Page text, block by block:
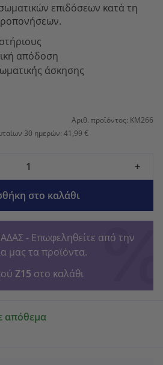
επιδόσεων κατά τη
απόδοση
άσκησης
Αριθ. προϊόντος: KM266
30 ημερών: 41,99 €
+
στο καλάθι
- Επωφεληθείτε από την
μας τα προϊόντα.
Z15 στο καλάθι
απόθεμα